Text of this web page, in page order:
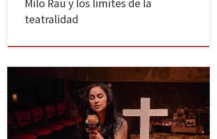
Milo Rau y los límites de la
teatralidad
En un tiempo en el que las mujeres estamos aprendiendo a
desaprendernos, a olvidar todos los influjos del hetero-
patriarcado que hemos recibido desde niñas en nuestra
educación, en nuestra cultura, en nuestra sociedad, es necesario